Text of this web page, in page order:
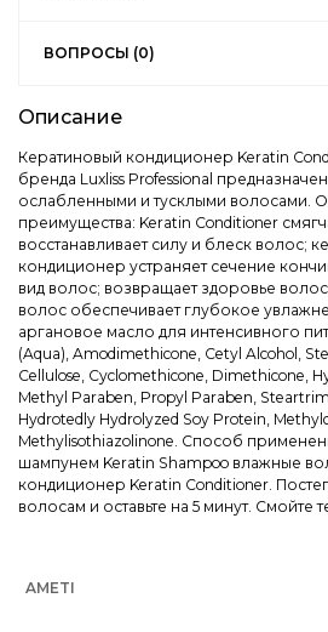
ВОПРОСЫ (0)
Описание
Кератиновый кондиционер Keratin
бренда Luxliss Professional
ослабленными и тусклыми волосами.
преимущества: Keratin Conditioner
восстанавливает силу и блеск волос;
кондиционер устраняет сечение
вид волос; возвращает здоровье
волос обеспечивает глубокое
аргановое масло для интенсивного
(Aqua), Amodimethicone, Cetyl Alcohol,
Cellulose, Cyclomethicone, Dimethicone,
Methyl Paraben, Propyl Paraben,
Hydrotedly Hydrolyzed Soy Protein,
Methylisothiazolinone. Способ
шампунем Keratin Shampoo влажные
кондиционер Keratin Conditioner.
волосам и оставьте на 5 минут. Смойте
AMETI